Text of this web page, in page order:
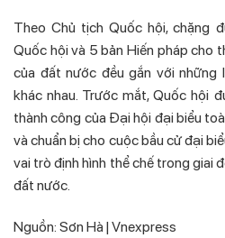
Theo Chủ tịch Quốc hội, chặng
Quốc hội và 5 bản Hiến pháp cho
của đất nước đều gắn với những
khác nhau. Trước mắt, Quốc hội
thành công của Đại hội đại biểu
và chuẩn bị cho cuộc bầu cử đại
vai trò định hình thể chế trong giai
đất nước.
Nguồn: Sơn Hà | Vnexpress